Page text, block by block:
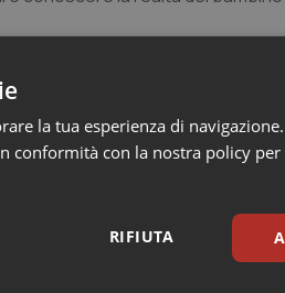
la tua esperienza di
conformità con la nostra policy per
RIFIUTA